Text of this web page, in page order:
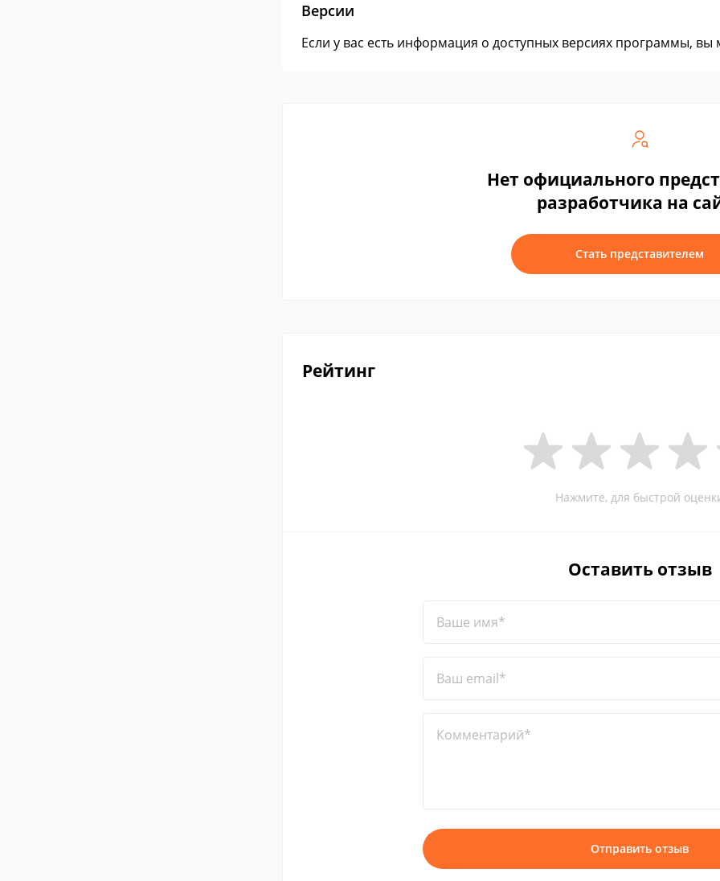
Версии
Если у вас есть информация о доступных версиях программы,
Нет официального
разработчика на
Стать представителем
Рейтинг
Нажмите, для быстрой
Оставить отзыв
Ваше имя*
Ваш email*
Комментарий*
Отправить отзыв